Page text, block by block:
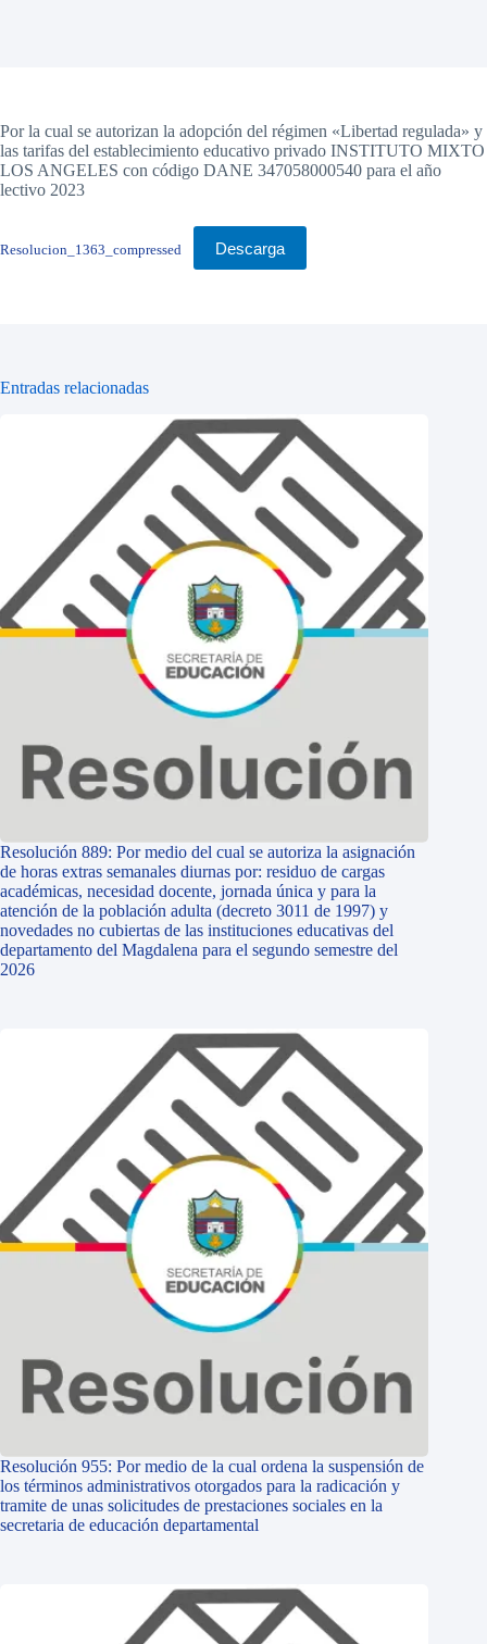
Por la cual se autorizan la adopción del régimen «Libertad regulada» y
las tarifas del establecimiento educativo privado INSTITUTO MIXTO
LOS ANGELES con código DANE 347058000540 para el año
lectivo 2023
Resolucion_1363_compressed Descarga
Entradas relacionadas
Resolución 889: Por medio del cual se autoriza la asignación
de horas extras semanales diurnas por: residuo de cargas
académicas, necesidad docente, jornada única y para la
atención de la población adulta (decreto 3011 de 1997) y
novedades no cubiertas de las instituciones educativas del
departamento del Magdalena para el segundo semestre del
2026
Resolución 955: Por medio de la cual ordena la suspensión de
los términos administrativos otorgados para la radicación y
tramite de unas solicitudes de prestaciones sociales en la
secretaria de educación departamental